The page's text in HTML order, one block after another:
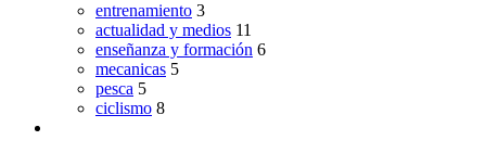
entrenamiento 3
actualidad y medios 11
enseñanza y formación 6
mecanicas 5
pesca 5
ciclismo 8